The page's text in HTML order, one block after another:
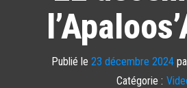
Publié le 23 décembre 2024
Catégorie :